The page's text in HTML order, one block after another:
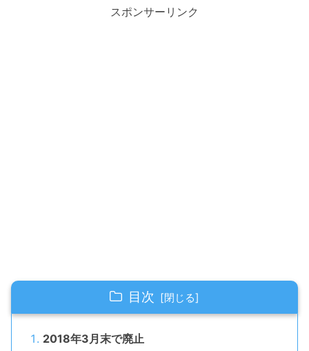
スポンサーリンク
目次
2018年3月末で廃止